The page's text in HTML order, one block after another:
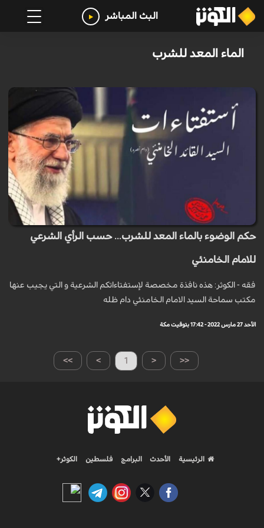
البث المباشر
الماء المعد للشرب
حكم الوضوء بالماء المعد للشرب... حسب الرأي الشرعي
للامام الخامنئي
فقه - الكوثر: هذه نافذة مخصصة لإستفتاءاتكم الشرعية و التي يجيب عنها
مكتب سماحة السيد الامام الخامنئي دام ظله
الأحد 27 مارس 2022 - 17:42 بتوقيت مكة
>> > 1 < <<
الرئيسية الأحدث البرامج فلسطين الكوثر+